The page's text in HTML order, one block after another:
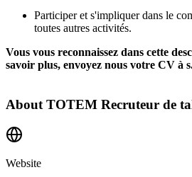
Participer et s'impliquer dans le
toutes autres activités.
Vous vous reconnaissez dans cette
savoir plus, envoyez nous votre CV à
About TOTEM Recruteur de
Website